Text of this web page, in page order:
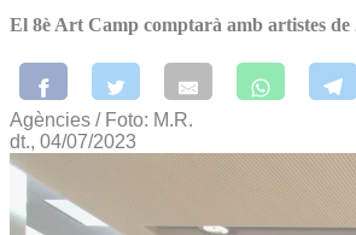
El 8è Art Camp comptarà amb artistes de
Agències / Foto: M.R.
dt., 04/07/2023